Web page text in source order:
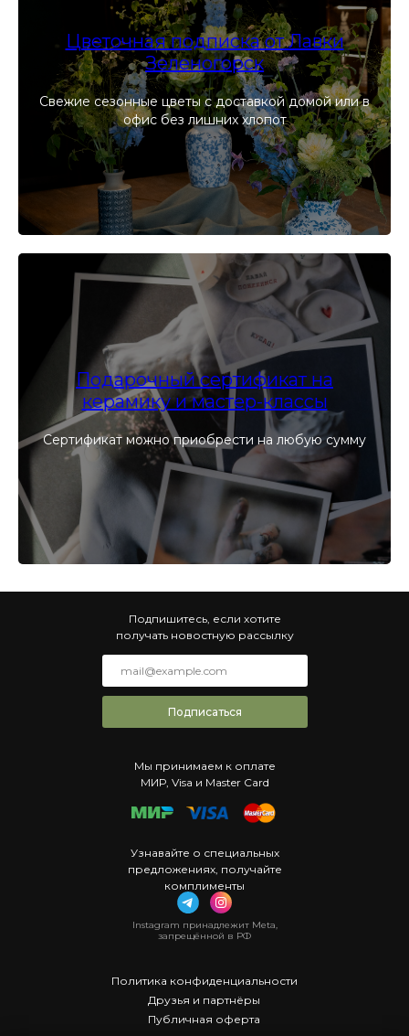
Цветочная подписка от Лавки
Зеленогорск
Свежие сезонные цветы с доставкой домой или в
офис без лишних хлопот
Подарочный сертификат на
керамику и мастер-классы
Сертификат можно приобрести на любую сумму
Узнавайте о специальных
предложениях, получайте
комплименты
Мы принимаем к оплате
МИР, Visa и Master Card
Instagram принадлежит Meta,
запрещённой в РФ
Политика конфиденциальности
Публичная оферта
Друзья и партнёры
Подписаться
Подпишитесь, если хотите
получать новостную рассылку